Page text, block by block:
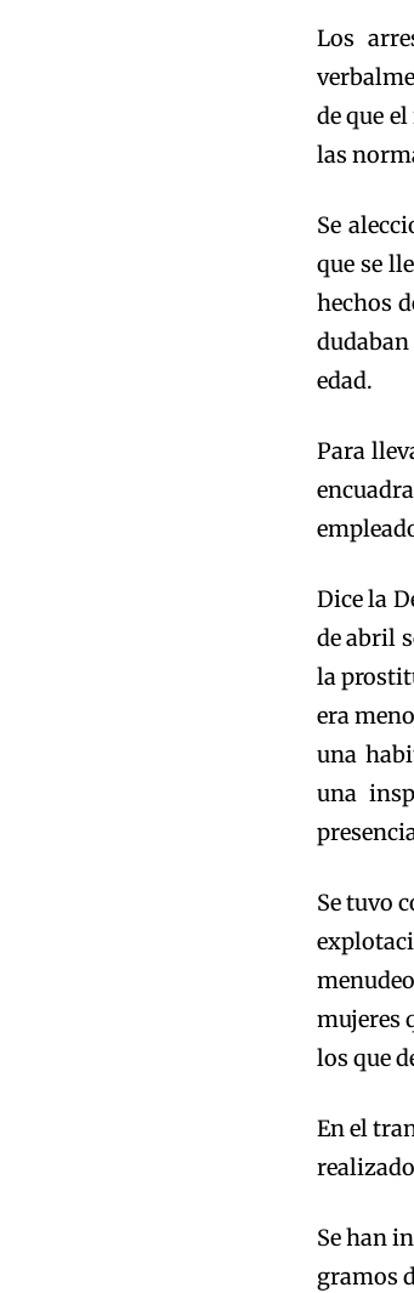
Los
de que
las
Se
que se
hechos
edad.
Para
Dice la
de abril
la
era
una
una
Se tuvo
mujeres
los que
En el
Se han
gramos